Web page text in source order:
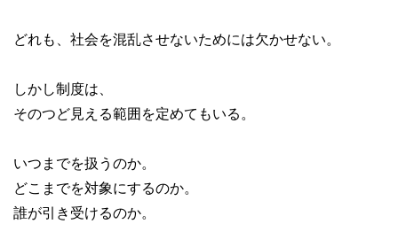
どれも、社会を混乱させないためには欠かせない。
しかし制度は、
そのつど見える範囲を定めてもいる。
いつまでを扱うのか。
どこまでを対象にするのか。
誰が引き受けるのか。